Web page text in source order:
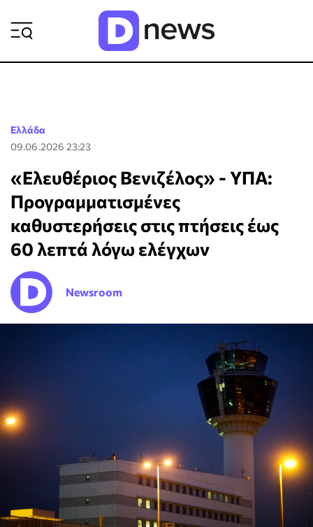
Ελλάδα
09.06.2026 23:23
«Ελευθέριος Βενιζέλος» - ΥΠΑ:
Προγραμματισμένες
καθυστερήσεις στις πτήσεις έως
60 λεπτά λόγω ελέγχων
Newsroom